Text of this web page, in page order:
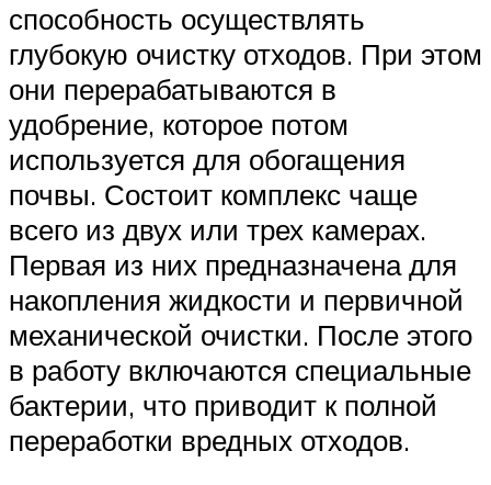
способность осуществлять
глубокую очистку отходов. При этом
они перерабатываются в
удобрение, которое потом
используется для обогащения
почвы. Состоит комплекс чаще
всего из двух или трех камерах.
Первая из них предназначена для
накопления жидкости и первичной
механической очистки. После этого
в работу включаются специальные
бактерии, что приводит к полной
переработки вредных отходов.